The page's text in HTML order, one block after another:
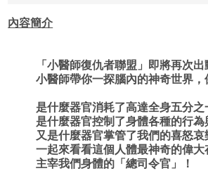
內容簡介
「小醫師復仇者聯盟」即將再次出
小醫師帶你一探腦內的神奇世界，
是什麼器官消耗了高達全身五分之
是什麼器官控制了身體各種的行為
又是什麼器官掌管了我們的喜怒哀
一起來看看這個人體最神奇的偉大
主宰我們身體的「總司令官」！